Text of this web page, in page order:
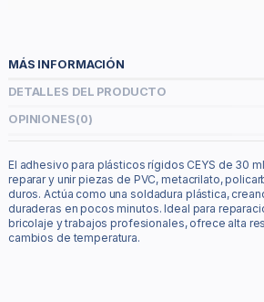
MÁS INFORMACIÓN
DETALLES DEL PRODUCTO
OPINIONES(0)
El adhesivo para plásticos rígidos CEYS de 30
reparar y unir piezas de PVC, metacrilato,
duros. Actúa como una soldadura plástica,
duraderas en pocos minutos. Ideal para
bricolaje y trabajos profesionales, ofrece alta
cambios de temperatura.